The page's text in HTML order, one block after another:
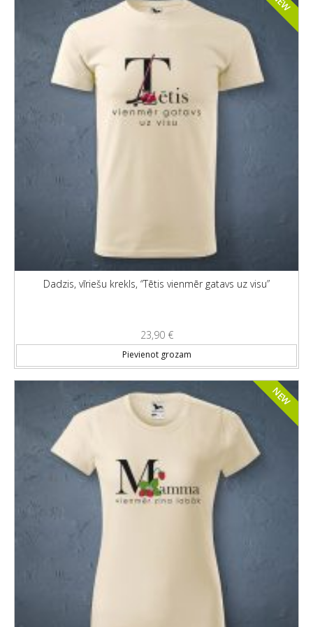
Dadzis, vīriešu krekls, “Tētis vienmēr gatavs uz visu”
23,90 €
Pievienot grozam
NEW